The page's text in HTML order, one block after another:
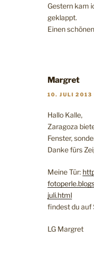
Gestern kam
geklappt.
Einen
Margret
10. JULI 2013
Hallo Kalle,
Zaragoza
Fenster,
Danke fürs
Meine Tür:
juli.html
findest du auf
LG Margret